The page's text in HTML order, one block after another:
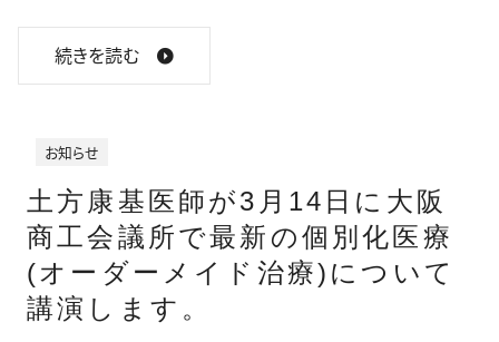
続きを読む
お知らせ
土方康基医師が3月14日に大阪
商工会議所で最新の個別化医療
(オーダーメイド治療)について
講演します。